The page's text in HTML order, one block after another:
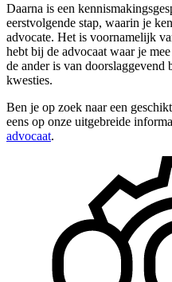
Daarna is een
eerstvolgende stap, waarin je
advocate. Het is voornamelijk
hebt bij de advocaat waar je
de ander is van
kwesties.
Ben je op zoek naar een
eens op onze uitgebreide
advocaat.